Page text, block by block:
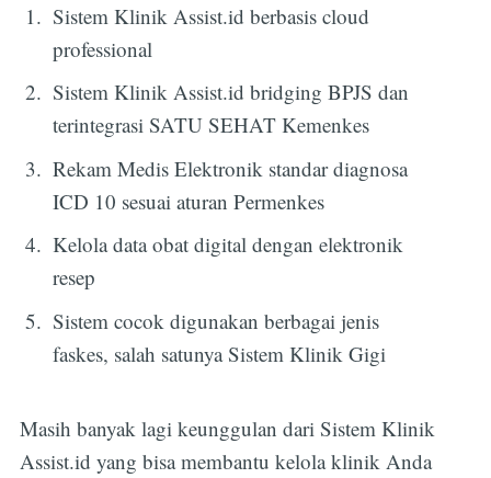
Sistem Klinik Assist.id berbasis cloud
professional
Sistem Klinik Assist.id bridging BPJS dan
terintegrasi SATU SEHAT Kemenkes
Rekam Medis Elektronik standar diagnosa
ICD 10 sesuai aturan Permenkes
Kelola data obat digital dengan elektronik
resep
Sistem cocok digunakan berbagai jenis
faskes, salah satunya Sistem Klinik Gigi
Masih banyak lagi keunggulan dari Sistem Klinik
Assist.id yang bisa membantu kelola klinik Anda